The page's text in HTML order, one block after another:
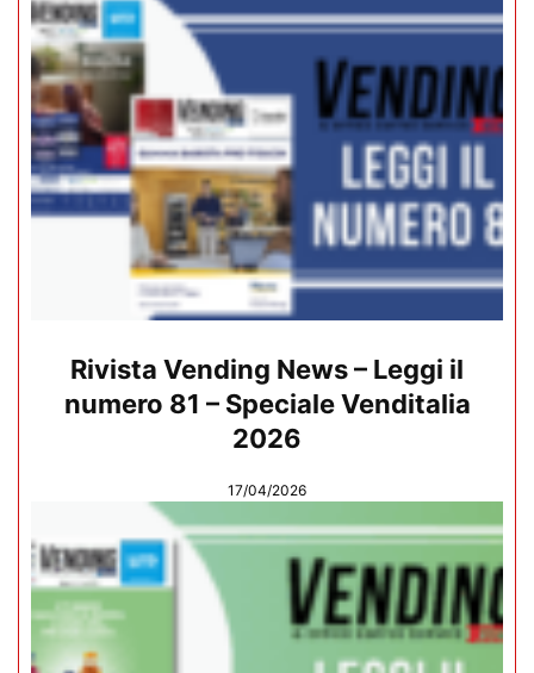
Rivista Vending News – Leggi il
numero 81 – Speciale Venditalia
2026
17/04/2026